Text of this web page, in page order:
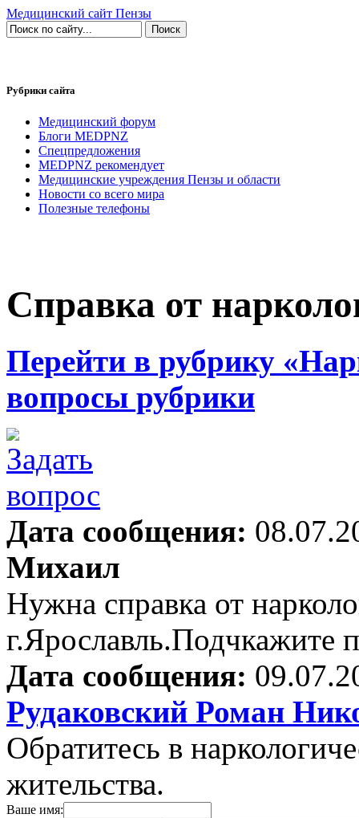
Медицинский сайт Пензы
Рубрики сайта
Медицинский форум
Блоги MEDPNZ
Спецпредложения
MEDPNZ рекомендует
Медицинские учреждения Пензы и области
Новости со всего мира
Полезные телефоны
Справка от
Перейти в рубрику
вопросы рубрики
Дата сообщения:
Михаил
Нужна справка от
г.Ярославль.Подчкажите
Дата сообщения:
Рудаковский Роман
Обратитесь в
жительства.
Ваше имя: